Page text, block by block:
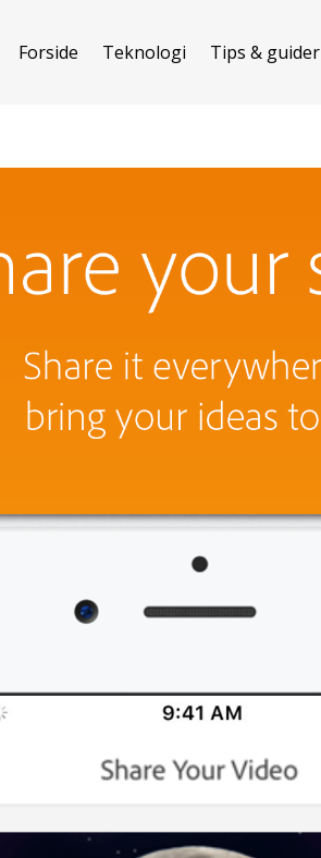
Forside Teknologi Tips & guider